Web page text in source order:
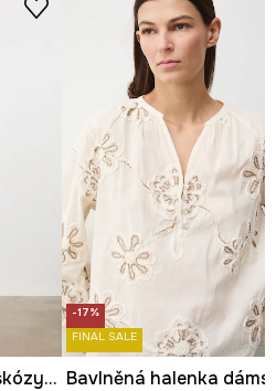
Halenka dámská z viskózy rostlinná
-17%
FINAL SALE